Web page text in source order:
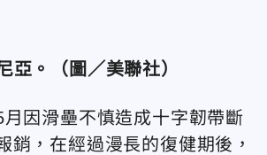
亞。（圖／美聯社）
月因滑壘不慎造成十字韌帶斷
銷，在經過漫長的復健期後，